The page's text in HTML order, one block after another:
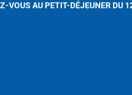
VOUS AU PETIT-DÉJEUNER DU